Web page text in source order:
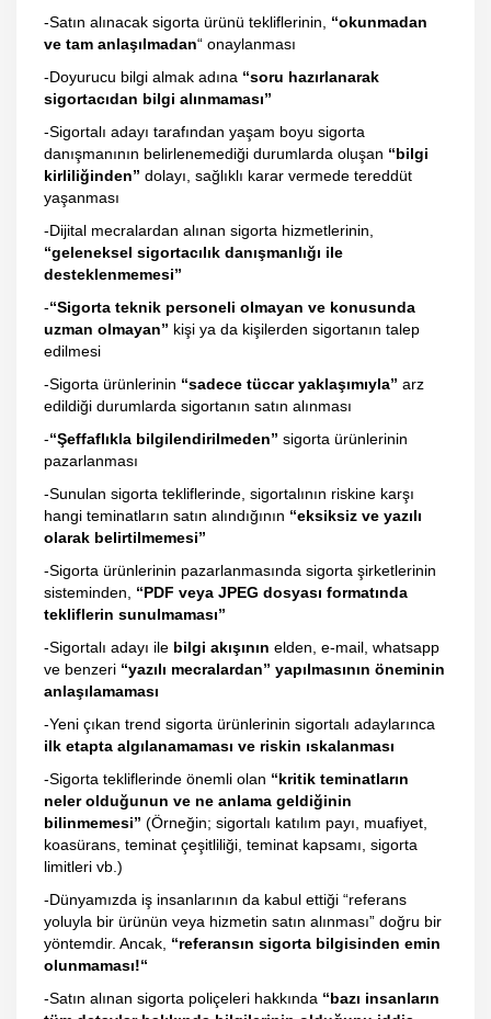
-Satın alınacak sigorta ürünü tekliflerinin, “okunmadan
ve tam anlaşılmadan“ onaylanması
-Doyurucu bilgi almak adına “soru hazırlanarak
sigortacıdan bilgi alınmaması”
-Sigortalı adayı tarafından yaşam boyu sigorta
danışmanının belirlenemediği durumlarda oluşan “bilgi
kirliliğinden” dolayı, sağlıklı karar vermede tereddüt
yaşanması
-Dijital mecralardan alınan sigorta hizmetlerinin,
“geleneksel sigortacılık danışmanlığı ile
desteklenmemesi”
-“Sigorta teknik personeli olmayan ve konusunda
uzman olmayan” kişi ya da kişilerden sigortanın talep
edilmesi
-Sigorta ürünlerinin “sadece tüccar yaklaşımıyla” arz
edildiği durumlarda sigortanın satın alınması
-“Şeffaflıkla bilgilendirilmeden” sigorta ürünlerinin
pazarlanması
-Sunulan sigorta tekliflerinde, sigortalının riskine karşı
hangi teminatların satın alındığının “eksiksiz ve yazılı
olarak belirtilmemesi”
-Sigorta ürünlerinin pazarlanmasında sigorta şirketlerinin
sisteminden, “PDF veya JPEG dosyası formatında
tekliflerin sunulmaması”
-Sigortalı adayı ile bilgi akışının elden, e-mail, whatsapp
ve benzeri “yazılı mecralardan” yapılmasının öneminin
anlaşılamaması
-Yeni çıkan trend sigorta ürünlerinin sigortalı adaylarınca
ilk etapta algılanamaması ve riskin ıskalanması
-Sigorta tekliflerinde önemli olan “kritik teminatların
neler olduğunun ve ne anlama geldiğinin
bilinmemesi” (Örneğin; sigortalı katılım payı, muafiyet,
koasürans, teminat çeşitliliği, teminat kapsamı, sigorta
limitleri vb.)
-Dünyamızda iş insanlarının da kabul ettiği “referans
yoluyla bir ürünün veya hizmetin satın alınması” doğru bir
yöntemdir. Ancak, “referansın sigorta bilgisinden emin
olunmaması!“
-Satın alınan sigorta poliçeleri hakkında “bazı insanların